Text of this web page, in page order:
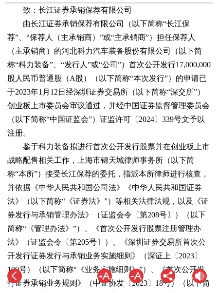
致：长江证券承销保荐有限公司
由长江证券承销保荐有限公司（以下简称“长江保
荐”、“保荐人（主承销商）”或“主承销商”）担任保荐人
（主承销商）的河北科力汽车装备股份有限公司（以下简
称“科力装备”、“发行人”或“公司”）首次公开发行17,000,000
股人民币普通股（A股）（以下简称“本次发行”）的申请已
于2023年1月12日经深圳证券交易所（以下简称“深交所”）
创业板上市委员会审议通过，并经中国证券监督管理委员会
（以下简称“中国证监会”）证监许可〔2024〕339号文予以
注册。
鉴于科力装备拟进行首次公开发行股票并在创业板上市
战略配售相关工作，上海市锦天城律师事务所（以下简
称“本所”）接受长江保荐的委托，指派本所律师进行核查，
并依据《中华人民共和国公司法》《中华人民共和国证券
法》（以下简称“《证券法》”）等相关法律法规，以及《证
券发行与承销管理办法》（证监会令〔第208号〕）（以下
简称“《管理办法》”）、《首次公开发行股票注册管理办
法》（证监会令〔第205号〕）、《深圳证券交易所首次公
开发行证券发行与承销业务实施细则》（深证上〔2023〕
100号）（以下简称“《业务实施细则》”）、《首次公开发
行证券承销业务规则》（中证协发〔2023〕18号）（以下简